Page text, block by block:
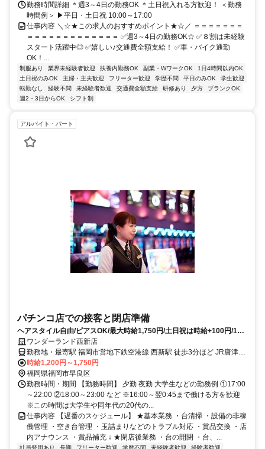
勤務時間詳細 ＊週3～4日の勤務OK ＊土日祝入れる方歓迎！ ＜勤務
時間例＞ ▶平日・土日祝 10:00～17:00
仕事内容 ＼☆★この求人のおすすめポイント★☆／ ＝＝＝＝＝＝＝
＝＝＝＝＝＝＝＝＝＝＝＝＝ ✅週3～4日の勤務OK☆ ✅８割は未経験
スタート活躍中◎ ✅嬉しい♪交通費全額支給！ ✅車・バイク通勤
OK！...
制服あり 業界未経験者歓迎 扶養内勤務OK 副業・WワークOK
1日4時間以内OK
土日祝のみOK
主婦・主夫歓迎 フリーター歓迎 学歴不問 平日のみOK
学生歓迎
転勤なし
経験不問 未経験者歓迎 交通費全額支給 研修あり 夕方
ブランクOK
週2・3日からOK
シフト制
アルバイト・パート
パチンコ店での接客と閉店準備
ヘアスタイル自由/ピアスOK/最大時給1,750円/土日祝は時給+100円/18
時～も時給+100円/履歴書不要
ワンダーランド西新店
勤務地・最寄駅 福岡市営地下鉄空港線 西新駅 徒歩3分ほど JR唐津線
中多久駅 徒歩18分ほど
時給1,200円～1,750円
福岡県福岡市早良区
勤務時間・期間 【勤務時間】 夕勤 夜勤 大学生などの勤務例 ①17:00
～22:00 ②18:00～23:00 など ※16:00～翌0:45まで働ける方を歓迎
※この時間は大学生や同年代の20代の...
仕事内容 【遅番のスケジュール】 ★基本業務 ・台清掃 ・設備の非稼
働管理 ・空き台管理 ・玉詰まりなどのトラブル対応 ・賞品交換 ・店
内アナウンス ・賞品補充 ↓ ★閉店後業務 ・台の開閉 ・台、...
社員登用あり 長期 フリーター歓迎 学歴不問 未経験者歓迎
経験者歓迎